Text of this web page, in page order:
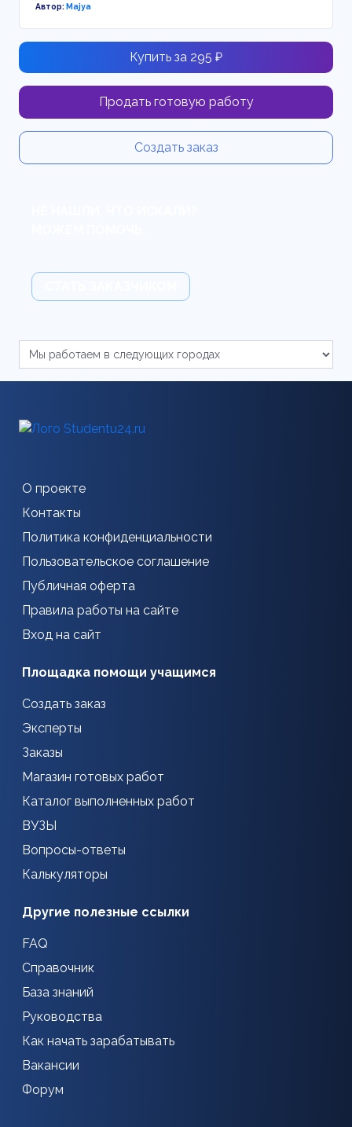
Автор:Majya
Купить за 295 ₽
Продать готовую работу
Создать заказ
О проекте
Контакты
Политика конфиденциальности
Пользовательское соглашение
Публичная оферта
Правила работы на сайте
Вход на сайт
Площадка помощи учащимся
Создать заказ
Эксперты
Заказы
Магазин готовых работ
Каталог выполненных работ
ВУЗЫ
Вопросы-ответы
Калькуляторы
Другие полезные ссылки
FAQ
Справочник
База знаний
Руководства
Как начать зарабатывать
Вакансии
Форум